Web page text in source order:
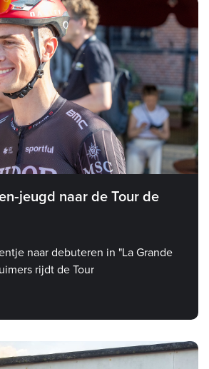
naar de Tour de
naar debuteren in "La Grande
rijdt de Tour